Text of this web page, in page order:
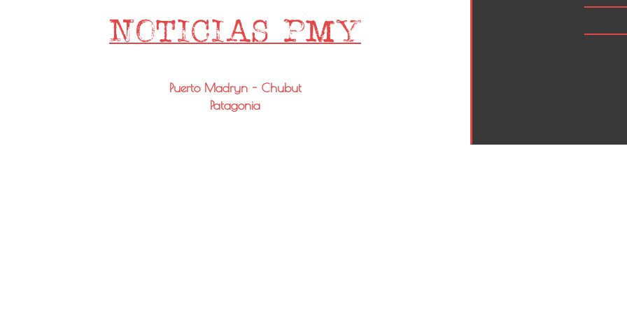
Puerto Madryn - Chubut
Patagonia